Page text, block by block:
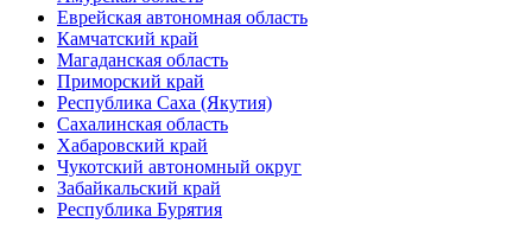
Еврейская автономная область
Камчатский край
Магаданская область
Приморский край
Республика Саха (Якутия)
Сахалинская область
Хабаровский край
Чукотский автономный округ
Забайкальский край
Республика Бурятия